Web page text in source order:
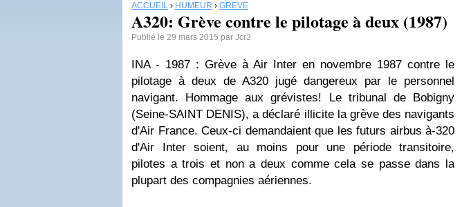
ACCUEIL › HUMEUR › GRÈVE
A320: Grève contre le pilotage à deux (1987)
Publié le 29 mars 2015 par Jcr3
INA - 1987 : Grève à Air Inter en novembre 1987 contre le
pilotage à deux de A320 jugé dangereux par le personnel
navigant. Hommage aux grévistes! Le tribunal de Bobigny
(Seine-SAINT DENIS), a déclaré illicite la grève des navigants
d'Air France. Ceux-ci demandaient que les futurs airbus à-320
d'Air Inter soient, au moins pour une période transitoire,
pilotes a trois et non a deux comme cela se passe dans la
plupart des compagnies aériennes.